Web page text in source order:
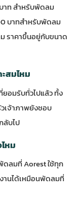
าท สำหรับพัดลม
บาทสำหรับพัดลม
ราคาขึ้นอยู่กับขนาด
สมไหม
อมรับทั่วไปแล้ว ทั้ง
เจ้าภาพยังชอบ
ลับไป
หม
ลมที่ Aorest ใช้ทุก
านได้เหมือนพัดลมที่